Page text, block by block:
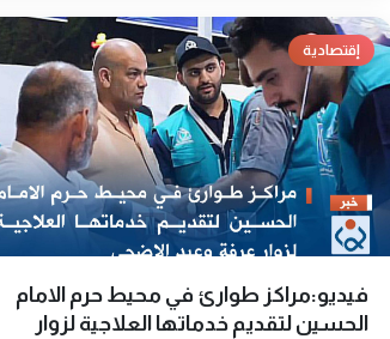
إقتصادية
فيديو:مراكز طوارئ في محيط حرم الامام
الحسين لتقديم خدماتها العلاجية لزوار